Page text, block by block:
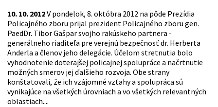
10. 10. 2012V pondelok, 8. októbra 2012 na pôde Prezídia
Policajného zboru prijal prezident Policajného zboru gen.
PaedDr. Tibor Gašpar svojho rakúskeho partnera -
generálneho riaditeľa pre verejnú bezpečnosť dr. Herberta
Anderla a členov jeho delegácie. Účelom stretnutia bolo
vyhodnotenie doterajšej policajnej spolupráce a načrtnutie
možných smerov jej ďalšieho rozvoja. Obe strany
konštatovali, že ich vzájomné vzťahy a spolupráca sú
vynikajúce na všetkých úrovniach a vo všetkých relevantných
oblastiach....